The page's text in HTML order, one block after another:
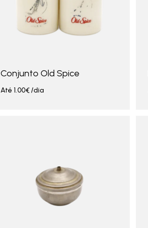
Conjunto Old Spice
Até 1.00€/dia